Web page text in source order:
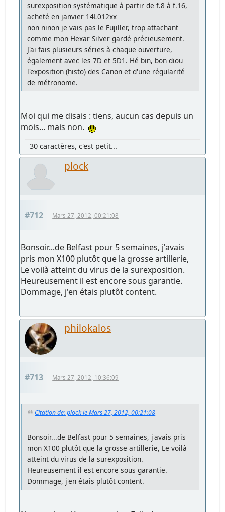
surexposition systématique à partir de f.8 à f.16,
acheté en janvier 14L012xx
non ninon je vais pas le Fujiller, trop attachant
comme mon Hexar Silver gardé précieusement.
J'ai fais plusieurs séries à chaque ouverture,
également avec les 7D et 5D1. Hé bin, bon diou
l'exposition (histo) des Canon et d'une régularité
de métronome.
Moi qui me disais : tiens, aucun cas depuis un
mois... mais non.
30 caractères, c'est petit...
plock
#712 Mars 27, 2012, 00:21:08
Bonsoir...de Belfast pour 5 semaines, j'avais
pris mon X100 plutôt que la grosse artillerie,
Le voilà atteint du virus de la surexposition.
Heureusement il est encore sous garantie.
Dommage, j'en étais plutôt content.
philokalos
#713 Mars 27, 2012, 10:36:09
Citation de: plock le Mars 27, 2012, 00:21:08
Bonsoir...de Belfast pour 5 semaines, j'avais pris
mon X100 plutôt que la grosse artillerie, Le voilà
atteint du virus de la surexposition.
Heureusement il est encore sous garantie.
Dommage, j'en étais plutôt content.